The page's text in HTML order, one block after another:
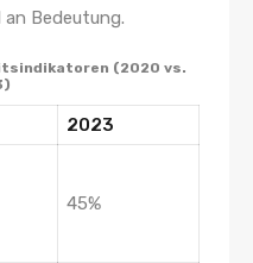
Bedeutung.
(2020 vs.
2023
45%